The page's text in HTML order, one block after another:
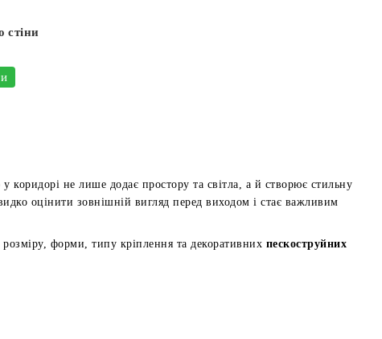
не лише додає простору та світла, а й створює стильну
оцінити зовнішній вигляд перед виходом і стає важливим
форми, типу кріплення та декоративних пескоструйних
стіни